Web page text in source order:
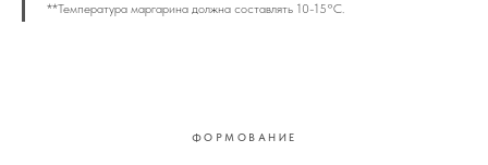
**Температура маргарина должна составлять 10-15°С.
ФОРМОВАНИЕ